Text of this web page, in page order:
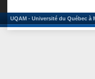
UQAM - Université du Québec à